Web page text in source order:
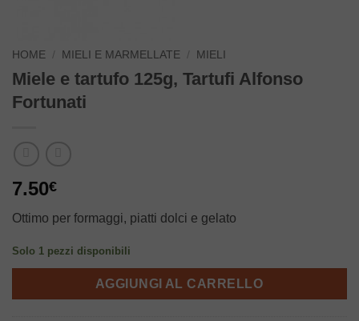
HOME / MIELI E MARMELLATE / MIELI
Miele e tartufo 125g, Tartufi Alfonso
Fortunati
7.50€
Ottimo per formaggi, piatti dolci e gelato
Solo 1 pezzi disponibili
AGGIUNGI AL CARRELLO